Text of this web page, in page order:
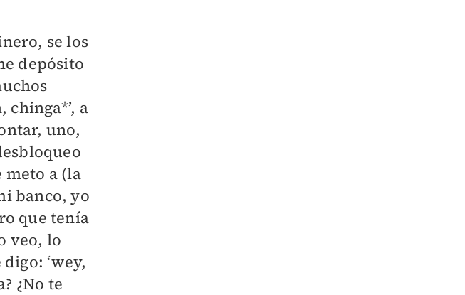
se los
depósito
chinga*’, a
uno,
meto a (la
banco, yo
que tenía
veo, lo
‘wey,
¿No te